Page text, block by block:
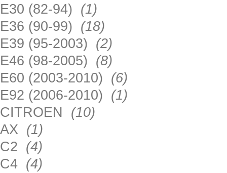
E30 (82-94) (1)
E36 (90-99) (18)
E39 (95-2003) (2)
E46 (98-2005) (8)
E60 (2003-2010) (6)
E92 (2006-2010) (1)
CITROEN (10)
AX (1)
C2 (4)
C4 (4)